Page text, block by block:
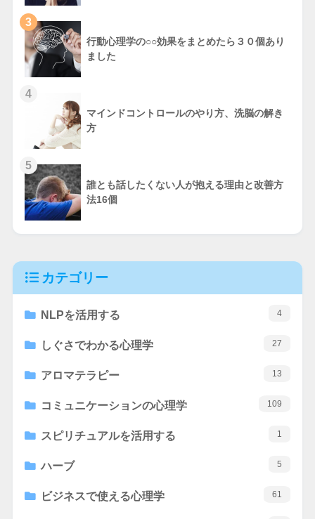
3
行動心理学の○○効果をまとめたら３０個あり
ました
4
マインドコントロールのやり方、洗脳の解き
方
5
誰とも話したくない人が抱える理由と改善方
法16個
カテゴリー
NLPを活用する 4
しぐさでわかる心理学 27
アロマテラピー 13
コミュニケーションの心理学 109
スピリチュアルを活用する 1
ハーブ 5
ビジネスで使える心理学 61